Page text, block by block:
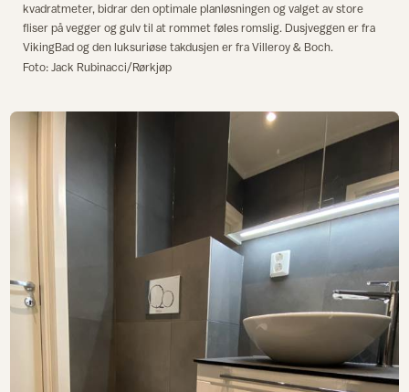
kvadratmeter, bidrar den optimale planløsningen og valget av store
fliser på vegger og gulv til at rommet føles romslig. Dusjveggen er fra
VikingBad og den luksuriøse takdusjen er fra Villeroy & Boch.
Foto: Jack Rubinacci/Rørkjøp